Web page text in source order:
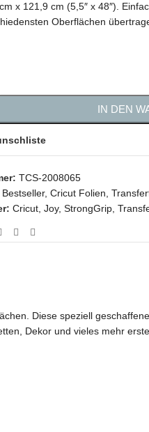
x 121,9 cm (5,5″ x 48″).
Oberflächen
IN DEN
TCS-2008065
Bestseller, Cricut Folien
Cricut, Joy, StrongGrip,
Diese speziell
Dekor und vieles mehr